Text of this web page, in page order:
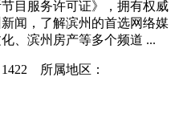
目服务许可证》，拥有权威
闻，了解滨州的首选网络媒
、滨州房产等多个频道 ...
所属地区：